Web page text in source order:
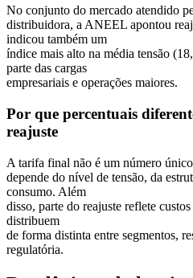
No conjunto do mercado atendido
distribuidora, a ANEEL apontou
indicou também um
índice mais alto na média tensão
parte das cargas
empresariais e operações maiores.
Por que percentuais
reajuste
A tarifa final não é um número
depende do nível de tensão, da
consumo. Além
disso, parte do reajuste reflete
distribuem
de forma distinta entre segmentos,
regulatória.